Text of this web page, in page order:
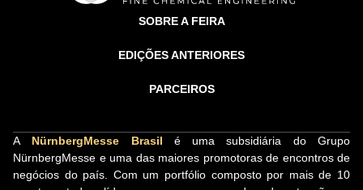
SOBRE A FEIRA
EDIÇÕES ANTERIORES
PARCEIROS
A NürnbergMesse Brasil é uma subsidiária do Grupo
NürnbergMesse e uma das maiores promotoras de encontros de
negócios do país. Com um portfólio composto por mais de 10